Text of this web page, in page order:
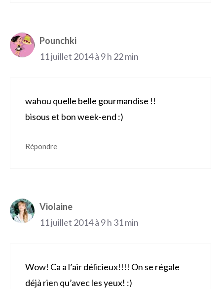
Pounchki
11 juillet 2014 à 9 h 22 min
wahou quelle belle gourmandise !!
bisous et bon week-end :)
Répondre
Violaine
11 juillet 2014 à 9 h 31 min
Wow! Ca a l’air délicieux!!!! On se régale
déjà rien qu’avec les yeux! :)